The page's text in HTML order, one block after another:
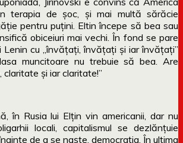
terapia de șoc, și mai multă sărăcie
pentru puțini. Eltin începe să bea sau
obiceiuri mai vechi. În fond se pare
Lenin cu „învățați, învățați și iar învățați”
muncitoare nu trebuie să bea. Are
și iar claritate!”
în Rusia lui Elțin vin americanii, dar nu
locali, capitalismul se dezlănțuie
de a se naște, democrația. În ultima